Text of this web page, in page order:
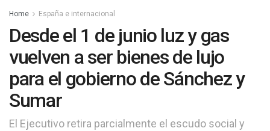
Home España e internacional
Desde el 1 de junio luz y gas
vuelven a ser bienes de lujo
para el gobierno de Sánchez y
Sumar
El Ejecutivo retira parcialmente el escudo social y